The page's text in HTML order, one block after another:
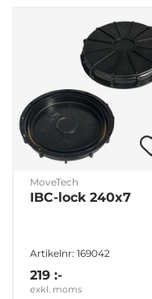
MoveTech
IBC-lock 240x7
Artikelnr: 169042
219 :-
exkl. moms